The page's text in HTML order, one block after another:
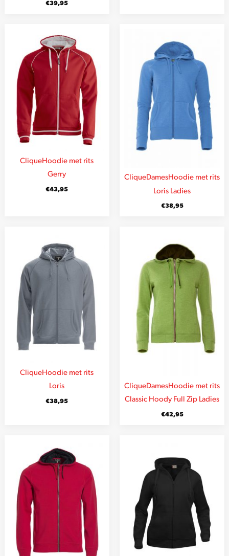
€39,95
CliqueHoodie met rits
Gerry
€43,95
CliqueDamesHoodie met rits
Loris Ladies
€38,95
CliqueHoodie met rits
Loris
€38,95
CliqueDamesHoodie met rits
Classic Hoody Full Zip Ladies
€42,95